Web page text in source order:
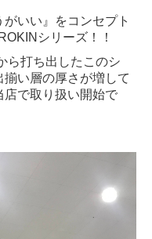
がいい』をコンセプト
シリーズ！！
ら打ち出したこのシ
い層の厚さが増して
店で取り扱い開始で